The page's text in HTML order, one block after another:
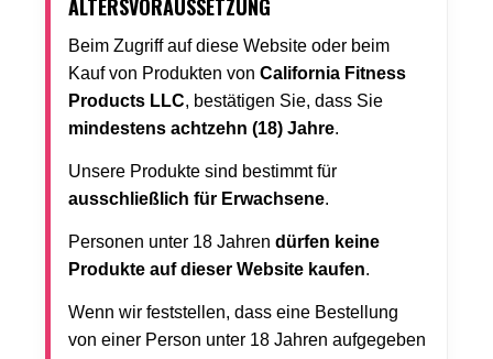
ALTERSVORAUSSETZUNG
Beim Zugriff auf diese Website oder beim
Kauf von Produkten von California Fitness
Products LLC, bestätigen Sie, dass Sie
mindestens achtzehn (18) Jahre.
Unsere Produkte sind bestimmt für
ausschließlich für Erwachsene.
Personen unter 18 Jahren dürfen keine
Produkte auf dieser Website kaufen.
Wenn wir feststellen, dass eine Bestellung
von einer Person unter 18 Jahren aufgegeben